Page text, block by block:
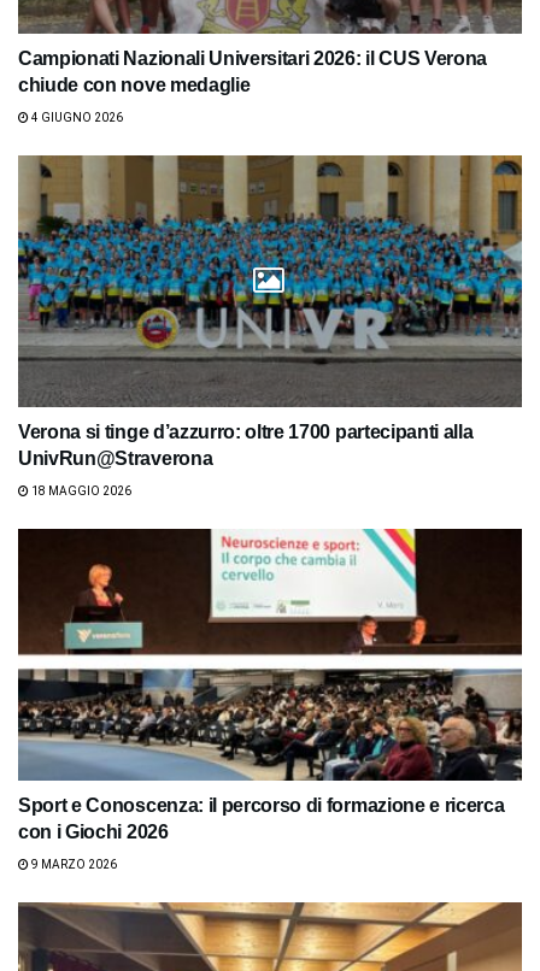
Campionati Nazionali Universitari 2026: il CUS Verona
chiude con nove medaglie
4 GIUGNO 2026
Verona si tinge d’azzurro: oltre 1700 partecipanti alla
UnivRun@Straverona
18 MAGGIO 2026
Sport e Conoscenza: il percorso di formazione e ricerca
con i Giochi 2026
9 MARZO 2026